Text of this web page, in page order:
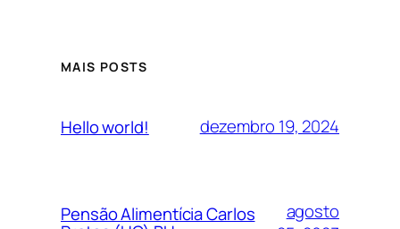
MAIS POSTS
Hello world! dezembro 19, 2024
Pensão Alimentícia Carlos
agosto